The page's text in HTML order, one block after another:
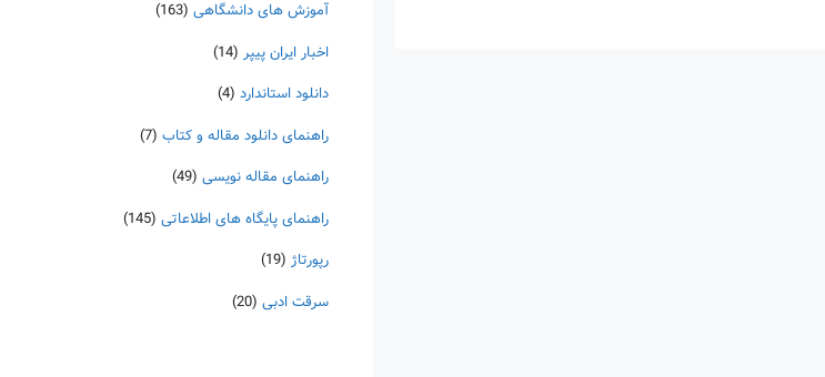
آموزش های دانشگاهی (163)
اخبار ایران پیپر (14)
دانلود استاندارد (4)
راهنمای دانلود مقاله و کتاب (7)
راهنمای مقاله نویسی (49)
راهنمای پایگاه های اطلاعاتی (145)
رپورتاژ (19)
سرقت ادبی (20)